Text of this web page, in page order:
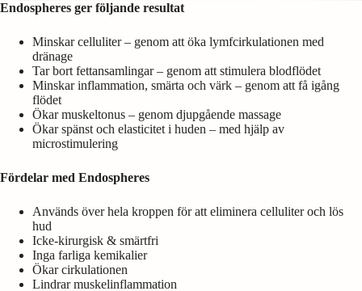
Endospheres ger följande resultat
Minskar celluliter ­– genom att öka lymfcirkulationen med
dränage
Tar bort fettansamlingar – genom att stimulera blodflödet
Minskar inflammation, smärta och värk – genom att få igång
flödet
Ökar muskeltonus – genom djupgående massage
Ökar spänst och elasticitet i huden – med hjälp av
microstimulering
Fördelar med Endospheres
Används över hela kroppen för att eliminera celluliter och lös
hud
Icke-kirurgisk & smärtfri
Inga farliga kemikalier
Ökar cirkulationen
Lindrar muskelinflammation